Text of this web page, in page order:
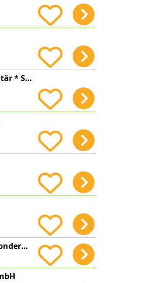
Franz Ficker GmbH Heizung * Sanitär * Solar
Bohner GmbH Solartechnik und Sondermaschinenbau